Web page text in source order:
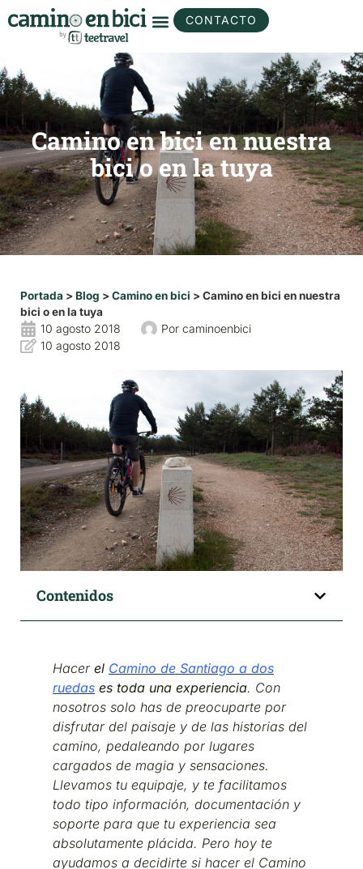
CONTACTO
Camino en bici en nuestra
bici o en la tuya
Portada > Blog > Camino en bici > Camino en bici en nuestra
bici o en la tuya
10 agosto 2018 Por caminoenbici
10 agosto 2018
Contenidos
Hacer el Camino de Santiago a dos
ruedas es toda una experiencia. Con
nosotros solo has de preocuparte por
disfrutar del paisaje y de las historias del
camino, pedaleando por lugares
cargados de magia y sensaciones.
Llevamos tu equipaje, y te facilitamos
todo tipo información, documentación y
soporte para que tu experiencia sea
absolutamente plácida. Pero hoy te
ayudamos a decidirte si hacer el Camino